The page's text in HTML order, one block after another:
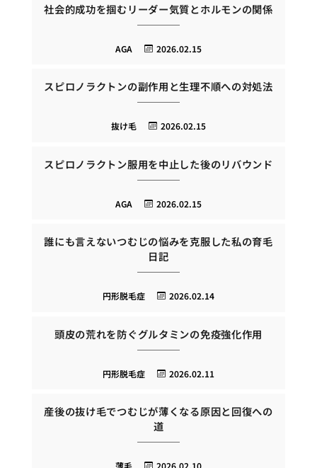
社会的成功を掴むリーダー気質とホルモンの関係
2026.02.15
AGA
スピロノラクトンの副作用と生理不順への対処法
2026.02.15
抜け毛
スピロノラクトン服用を中止した後のリバウンド
2026.02.15
AGA
誰にも言えないつむじの悩みを克服した私の育毛
日記
2026.02.14
円形脱毛症
頭皮の荒れを防ぐグルタミンの免疫強化作用
2026.02.11
円形脱毛症
産後の抜け毛でつむじが薄くなる原因と回復への
道